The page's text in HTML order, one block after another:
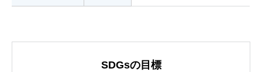
SDGsの目標